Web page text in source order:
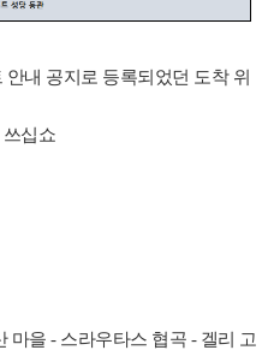
내 공지로 등록되었던 도착 위
쓰십쇼
마을 - 스라우타스 협곡 - 겔리 고